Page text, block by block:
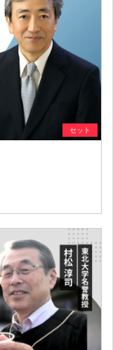
セット